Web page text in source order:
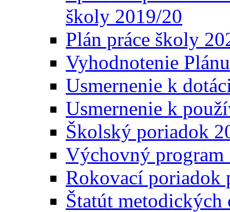
školy 2019/20
Plán práce školy
Vyhodnotenie
Usmernenie k
Usmernenie k
Školský poriadok
Výchovný
Rokovací poriadok
Štatút